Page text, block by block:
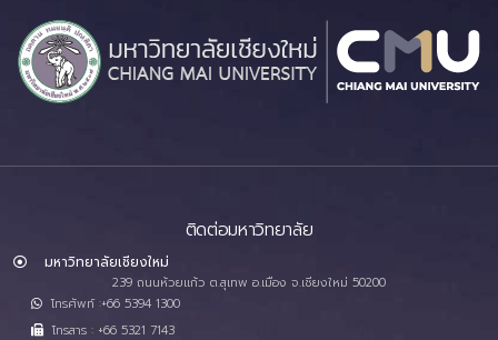
ติดต่อมหาวิทยาลัย
มหาวิทยาลัยเชียงใหม่
239 ถนนห้วยแก้ว ต.สุเทพ อ.เมือง จ.เชียงใหม่ 50200
โทรศัพท์ :+66 5394 1300
โทรสาร : +66 5321 7143